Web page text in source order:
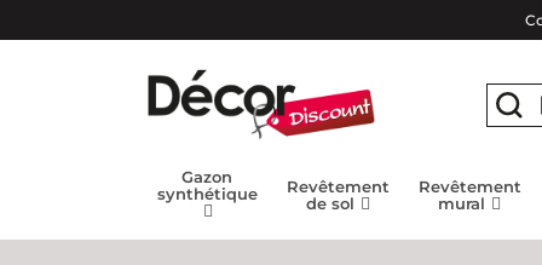
Gazon
synthétique
Revêtement
de sol
Revêtement
mural